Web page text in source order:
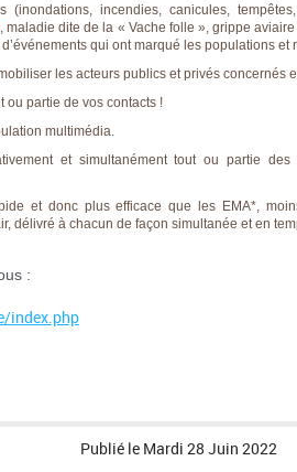
incendies, canicules,
, maladie dite de la « Vache folle », grippe
qui ont marqué les populations
les acteurs publics et privésconcernés
ou partie de vos contacts !
multimédia
et simultanémenttout ou partie des
et donc plus efficace que les EMA*,
délivré à chacun de façon simultanée et en
:
index.php
Publié le Mardi 28 Juin 2022